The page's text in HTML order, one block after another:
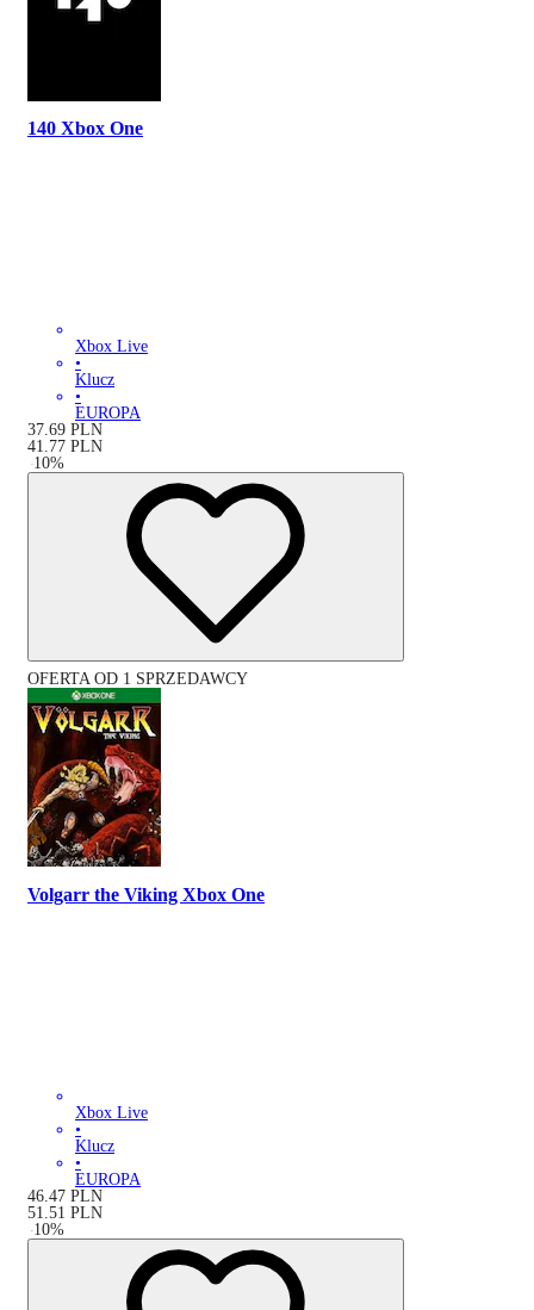
140 Xbox One
Xbox Live
•
Klucz
•
EUROPA
37.69 PLN
41.77 PLN
-10%
OFERTA OD 1 SPRZEDAWCY
Volgarr the Viking Xbox One
Xbox Live
•
Klucz
•
EUROPA
46.47 PLN
51.51 PLN
-10%